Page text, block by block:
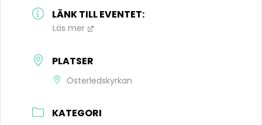
LÄNK TILL EVENTET:
Läs mer
PLATSER
Österledskyrkan
KATEGORI